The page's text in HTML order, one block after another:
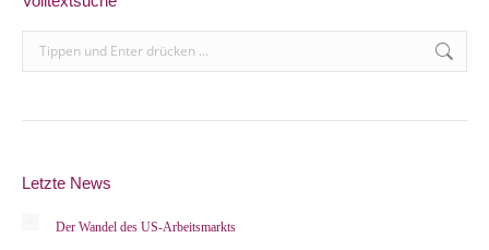
Search:
Letzte News
Der Wandel des US-Arbeitsmarkts